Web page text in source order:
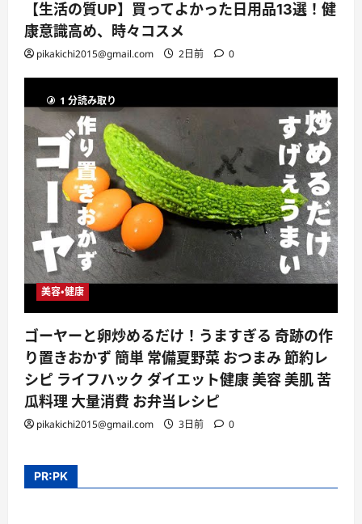
【生活の質UP】買ってよかった日用品13選！健
康意識高め、時々コスメ
pikakichi2015@gmail.com 2日前 0
1 分読み取り
美容・健康
ゴーヤーと卵炒めるだけ！うますぎる 奇跡の作
り置きおかず 簡単 常備夏野菜 おつまみ 節約レ
シピ ライフハック ダイエット健康 美容 美肌 苦
瓜料理 大量消費 お弁当レシピ
pikakichi2015@gmail.com 3日前 0
PR:PK